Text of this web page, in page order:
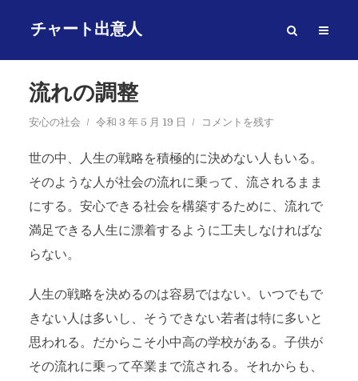
チャート出意人
流れの調整
安心の社会 令和 3 年 5 月 19 日 コメントを残す
世の中、人生の戦略を積極的に決めない人もいる。
そのような人が社会の流れに乗って、流されるまま
にする。安心できる社会を構築するために、流れで
満足できる人生に漂着するように工夫しなければな
らない。
人生の戦略を決めるのは容易ではない。いつでもで
きない人は多いし、そうできない若者は特に多いと
思われる。だからこそ小中高の学校がある。子供が
その流れに乗って卒業まで流される。それからも、